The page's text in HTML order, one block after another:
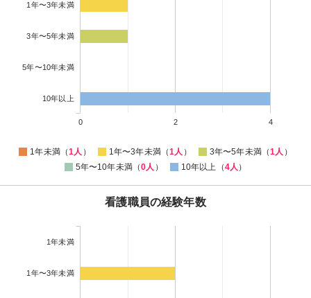
1年〜3年未満
3年〜5年未満
5年〜10年未満
10年以上
0 2 4
1年未満（1人 ） 1年〜3年未満（1人 ） 3年〜5年未満（1人 ）
5年〜10年未満（0人 ） 10年以上（4人 ）
看護職員の経験年数
1年未満
1年〜3年未満